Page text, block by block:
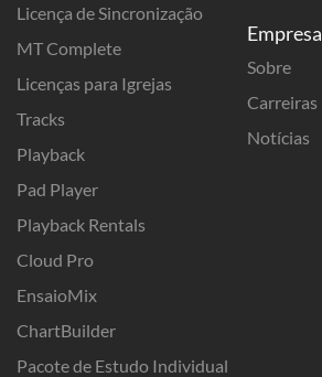
Licença de Sincronização
MT Complete
Licenças para Igrejas
Tracks
Playback
Pad Player
Playback Rentals
Cloud Pro
EnsaioMix
ChartBuilder
Pacote de Estudo Individual
Empresa
Sobre
Carreiras
Notícias